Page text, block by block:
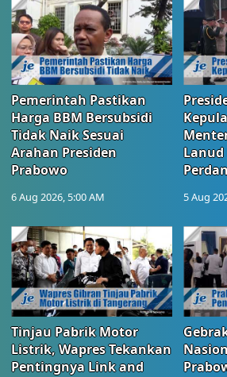
Pemerintah Pastikan
Harga BBM Bersubsidi
Tidak Naik Sesuai
Arahan Presiden
Prabowo
6 Aug 2026, 5:00 AM 5 Aug
Tinjau Pabrik Motor
Listrik, Wapres Tekankan
Pentingnya Link and